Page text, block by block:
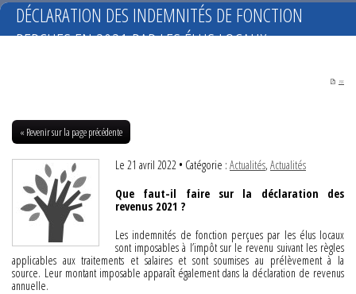
DÉCLARATION DES INDEMNITÉS DE FONCTION
PERÇUES EN 2021 PAR LES ÉLUS LOCAUX
PDF
« Revenir sur la page précédente
Le 21 avril 2022 • Catégorie : Actualités, Actualités
Que faut-il faire sur la déclaration des
revenus 2021 ?
Les indemnités de fonction perçues par les élus locaux
sont imposables à l’impôt sur le revenu suivant les règles
applicables aux traitements et salaires et sont soumises au prélèvement à la
source. Leur montant imposable apparaît également dans la déclaration de revenus
annuelle.